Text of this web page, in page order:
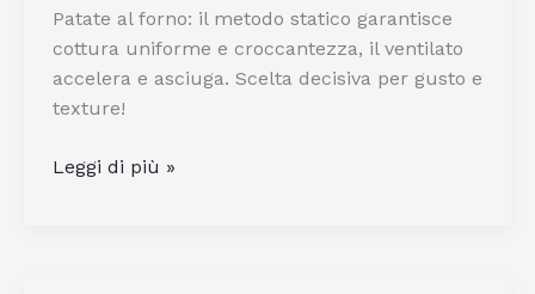
Facile
e
Veloce
Patate al forno: il metodo statico garantisce
cottura uniforme e croccantezza, il ventilato
accelera e asciuga. Scelta decisiva per gusto e
texture!
Patate
Leggi di più »